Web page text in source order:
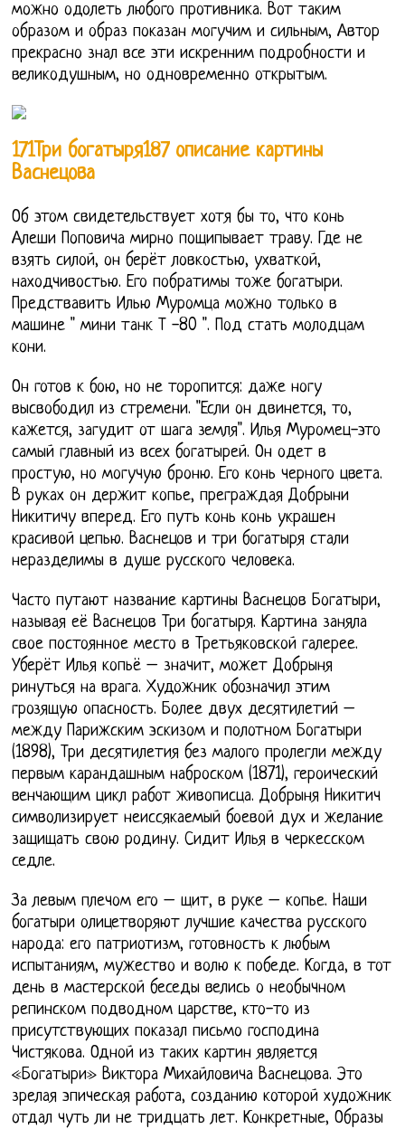
можно одолеть любого противника. Вот таким
образом и образ показан могучим и сильным, Автор
прекрасно знал все эти искренним подробности и
великодушным, но одновременно открытым.
171Три богатыря187 описание картины
Васнецова
Об этом свидетельствует хотя бы то, что конь
Алеши Поповича мирно пощипывает траву. Где не
взять силой, он берёт ловкостью, ухваткой,
находчивостью. Его побратимы тоже богатыри.
Предствавить Илью Муромца можно только в
машине " мини танк Т -80 ". Под стать молодцам
кони.
Он готов к бою, но не торопится: даже ногу
высвободил из стремени. "Если он двинется, то,
кажется, загудит от шага земля". Илья Муромец-это
самый главный из всех богатырей. Он одет в
простую, но могучую броню. Его конь черного цвета.
В руках он держит копье, преграждая Добрыни
Никитичу вперед. Его путь конь конь украшен
красивой цепью. Васнецов и три богатыря стали
неразделимы в душе русского человека.
Часто путают название картины Васнецов Богатыри,
называя её Васнецов Три богатыря. Картина заняла
свое постоянное место в Третьяковской галерее.
Уберёт Илья копьё – значит, может Добрыня
ринуться на врага. Художник обозначил этим
грозящую опасность. Более двух десятилетий –
между Парижским эскизом и полотном Богатыри
(1898), Три десятилетия без малого пролегли между
первым карандашным наброском (1871), героический
венчающим цикл работ живописца. Добрыня Никитич
символизирует неиссякаемый боевой дух и желание
защищать свою родину. Сидит Илья в черкесском
седле.
За левым плечом его – щит, в руке – копье. Наши
богатыри олицетворяют лучшие качества русского
народа: его патриотизм, готовность к любым
испытаниям, мужество и волю к победе. Когда, в тот
день в мастерской беседы велись о необычном
репинском подводном царстве, кто-то из
присутствующих показал письмо господина
Чистякова. Одной из таких картин является
«Богатыри» Виктора Михайловича Васнецова. Это
зрелая эпическая работа, созданию которой художник
отдал чуть ли не тридцать лет. Конкретные, Образы